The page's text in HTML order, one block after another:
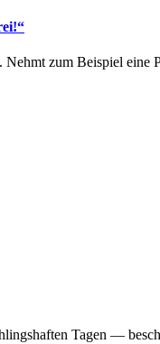
zum Beispiel eine
Tagen —